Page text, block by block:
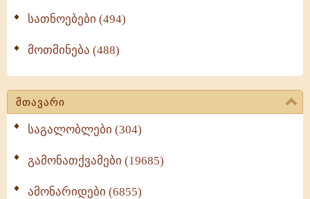
სათნოებები (494)
მოთმინება (488)
მთავარი
საგალობლები (304)
გამონათქვამები (19685)
ამონარიდები (6855)